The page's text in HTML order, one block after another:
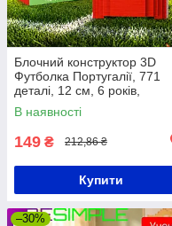
Блочний конструктор 3D
Футболка Португалії, 771
деталі, 12 см, 6 років,
Червоний / Міні-конструктор
футболка Роналду
В наявності
149 ₴ 212,86 ₴
Купити
–30%